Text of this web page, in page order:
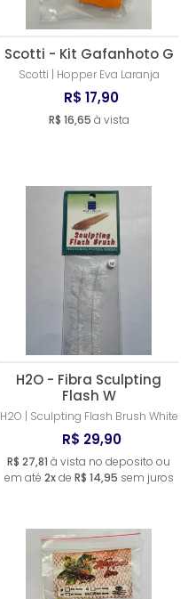
Scotti - Kit Gafanhoto G
Scotti | Hopper Eva Laranja
R$ 17,90
R$ 16,65 à vista
H2O - Fibra Sculpting
Flash W
H2O | Sculpting Flash Brush White
R$ 29,90
R$ 27,81 à vista no deposito ou
em até 2xde R$ 14,95 sem juros